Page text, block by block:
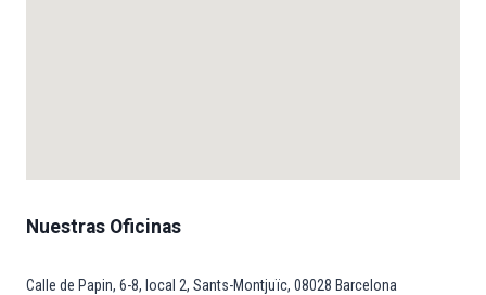
Nuestras Oficinas
Calle de Papin, 6-8, local 2, Sants-Montjuïc, 08028 Barcelona